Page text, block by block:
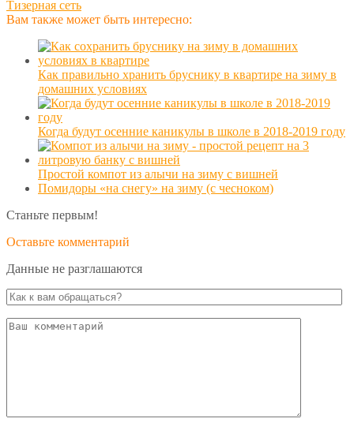
Тизерная сеть
Вам также может быть интересно:
Как правильно хранить бруснику в квартире на зиму в
домашних условиях
Когда будут осенние каникулы в школе в 2018-2019 году
Простой компот из алычи на зиму с вишней
Помидоры «на снегу» на зиму (с чесноком)
Станьте первым!
Оставьте комментарий
Данные не разглашаются